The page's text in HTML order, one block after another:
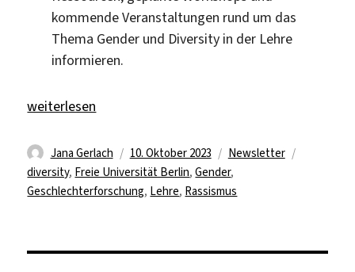
kommende Veranstaltungen rund um das
Thema Gender und Diversity in der Lehre
informieren.
„Toolbox Newsletter Nr. 13 – WS 23/24“
weiterlesen
Autor
Jana Gerlach
Veröffentlicht
am
10. Oktober 2023 Kategorien
Newsletter
diversity, Freie Universität Berlin,Gender,
Geschlechterforschung, Lehre, Rassismus